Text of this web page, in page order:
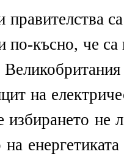
правителства
по-късно, че
на
избирането не